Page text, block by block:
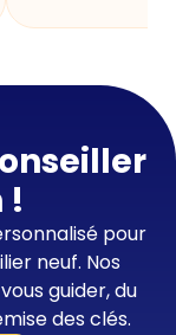
!
pour
neuf. Nos
guider, du
des clés.